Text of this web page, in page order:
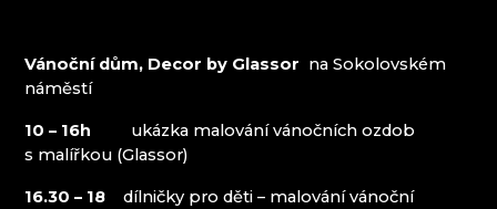
Vánoční dům, Decor by Glassor na Sokolovském
náměstí
10 – 16h ukázka malování vánočních ozdob
s malířkou (Glassor)
16.30 – 18 dílničky pro děti – malování vánoční